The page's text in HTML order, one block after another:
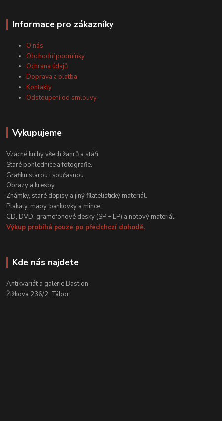
Informace pro zákazníky
O nás
Obchodní podmínky
Ochrana údajů
Doprava a platba
Kontakty
Odstoupení od smlouvy
Vykupujeme
Vzácné knihy všech žánrů a stáří.
Staré pohlednice a fotografie.
Grafiku starou i současnou.
Obrazy a kresby.
Známky, staré dopisy a jiný filatelistický materiál.
Plakáty, mapy, bankovky a mince.
CD, DVD, gramofonové desky (SP + LP) a notový materiál.
Výkup probíhá pouze po předchozí dohodě.
Kde nás najdete
Antikvariát a galerie Bastion
Žižkova 236/2, Tábor